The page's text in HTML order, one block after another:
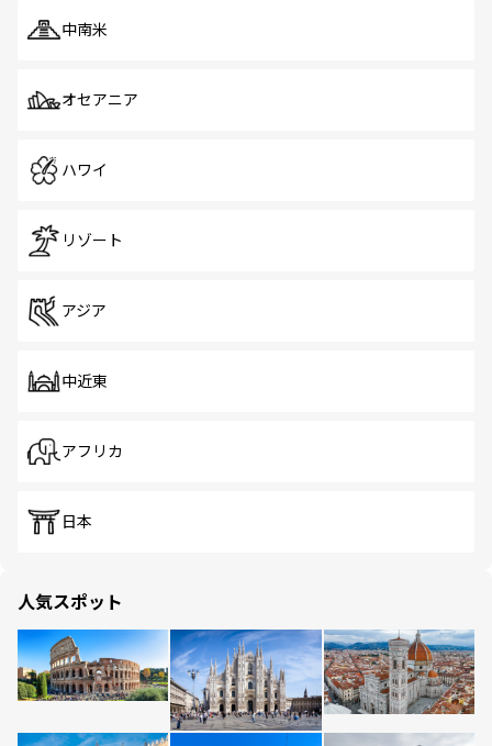
中南米
オセアニア
ハワイ
リゾート
アジア
中近東
アフリカ
日本
人気スポット